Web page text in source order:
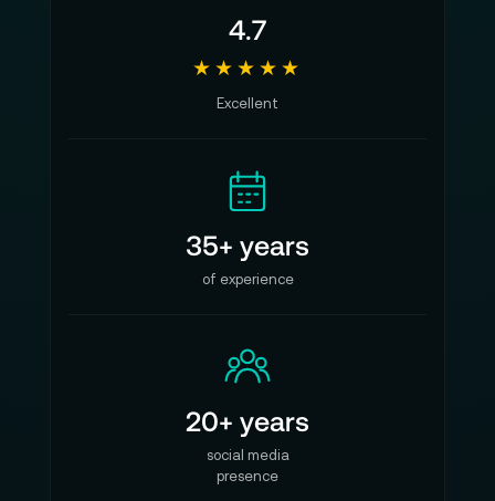
4.7
★★★★★
Excellent
35+ years
of experience
20+ years
social media
presence